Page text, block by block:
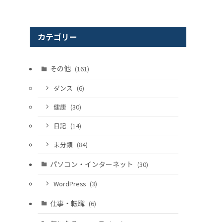
カテゴリー
その他 (161)
ダンス (6)
健康 (30)
日記 (14)
未分類 (84)
パソコン・インターネット (30)
WordPress (3)
仕事・転職 (6)